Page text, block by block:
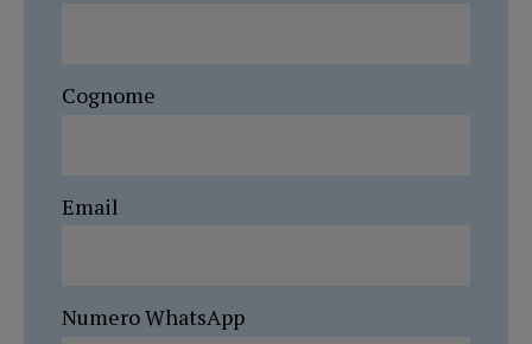
Cognome
Email
Numero WhatsApp